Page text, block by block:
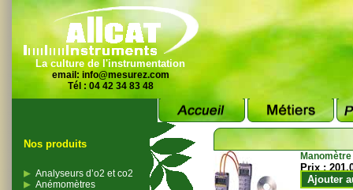
La culture de l'instrumentation
email: info@mesurez.com
Tél : 04 42 34 83 48
Nos produits
Analyseurs d’o2 et co2
Anémomètres
Prix :
Ajouter